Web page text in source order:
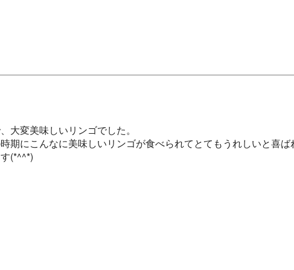
大変美味しいリンゴでした。
期にこんなに美味しいリンゴが食べられてとてもうれしいと喜ば
(*^^*)